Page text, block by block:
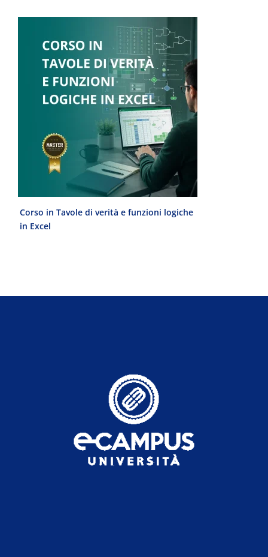
Corso in Tavole di verità e funzioni logiche
in Excel